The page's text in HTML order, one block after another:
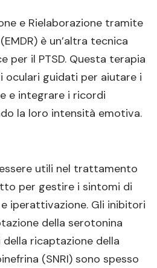
e Rielaborazione tramite
è un’altra tecnica
per il PTSD. Questa terapia
oculari guidati per aiutare i
e integrare i ricordi
la loro intensità emotiva.
utili nel trattamento
per gestire i sintomi di
iperattivazione. Gli inibitori
della serotonina
della ricaptazione della
(SNRI) sono spesso